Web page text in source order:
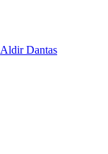
Aldir Dantas